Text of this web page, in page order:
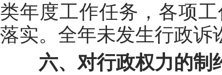
类年度工作任务，各项
落实。 全年未发生行政诉
六、对行政权力的制